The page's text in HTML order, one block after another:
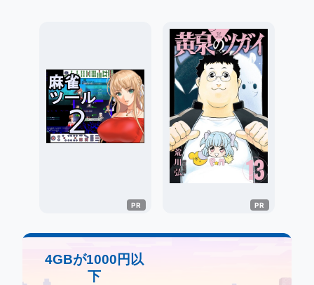
4GBが1000円以
下